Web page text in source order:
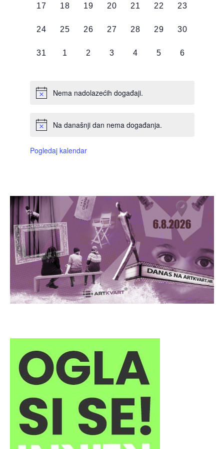
0
17
0
18
0
19
0
20
0
21
0
22
0
23
0
24
0
25
0
26
0
27
0
28
0
29
0
30
0
31
0
1
0
2
0
3
0
4
0
5
0
6
Nema nadolazećih događaji.
Na današnji dan nema događanja.
Pogledaj kalendar